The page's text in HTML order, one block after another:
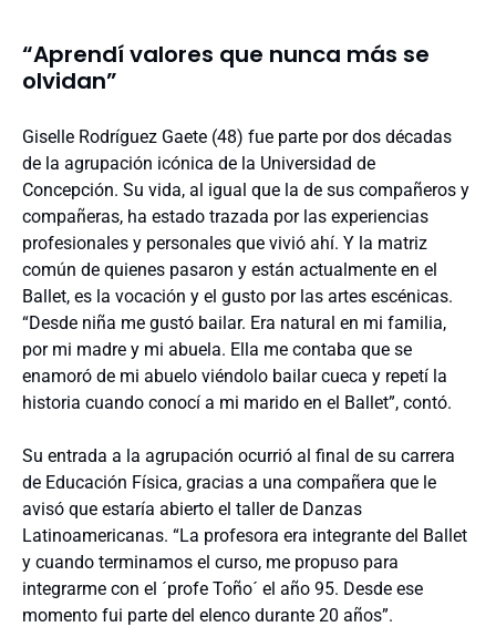
“Aprendí valores que nunca más se
olvidan”
Giselle Rodríguez Gaete (48) fue parte por dos décadas
de la agrupación icónica de la Universidad de
Concepción. Su vida, al igual que la de sus compañeros y
compañeras, ha estado trazada por las experiencias
profesionales y personales que vivió ahí. Y la matriz
común de quienes pasaron y están actualmente en el
Ballet, es la vocación y el gusto por las artes escénicas.
“Desde niña me gustó bailar. Era natural en mi familia,
por mi madre y mi abuela. Ella me contaba que se
enamoró de mi abuelo viéndolo bailar cueca y repetí la
historia cuando conocí a mi marido en el Ballet”, contó.
Su entrada a la agrupación ocurrió al final de su carrera
de Educación Física, gracias a una compañera que le
avisó que estaría abierto el taller de Danzas
Latinoamericanas. “La profesora era integrante del Ballet
y cuando terminamos el curso, me propuso para
integrarme con el ´profe Toño´ el año 95. Desde ese
momento fui parte del elenco durante 20 años”.